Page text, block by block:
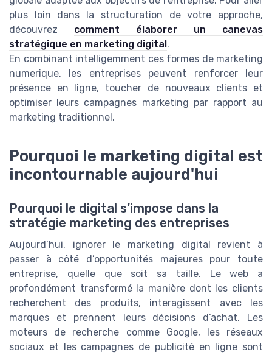
plus loin dans la structuration de votre approche,
découvrez comment élaborer un canevas
stratégique en marketing digital .
En combinant intelligemment ces formes de marketing
numerique, les entreprises peuvent renforcer leur
présence en ligne, toucher de nouveaux clients et
optimiser leurs campagnes marketing par rapport au
marketing traditionnel.
Pourquoi le marketing digital est
incontournable aujourd'hui
Pourquoi le digital s’impose dans la
stratégie marketing des entreprises
Aujourd’hui, ignorer le marketing digital revient à
passer à côté d’opportunités majeures pour toute
entreprise, quelle que soit sa taille. Le web a
profondément transformé la manière dont les clients
recherchent des produits, interagissent avec les
marques et prennent leurs décisions d’achat. Les
moteurs de recherche comme Google, les réseaux
sociaux et les campagnes de publicité en ligne sont